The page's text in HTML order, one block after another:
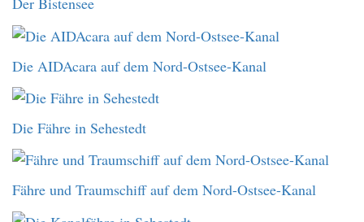
Die AIDAcara auf dem Nord-Ostsee-Kanal
Die Fähre in Sehestedt
Fähre und Traumschiff auf dem Nord-Ostsee-Kanal